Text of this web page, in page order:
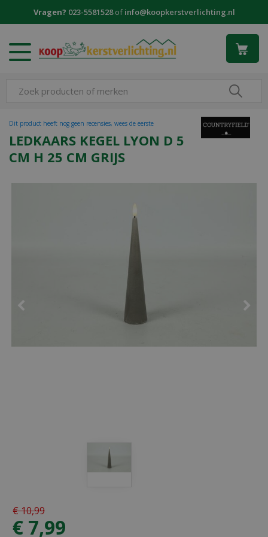
Vragen? 023-5581528ofinfo@koopkerstverlichting.nl
LEDKAARS KEGEL LYON D 5
CM H 25 CM GRIJS
Dit product heeft nog geen recensies, wees de eerste
€10,99
€ 7,99